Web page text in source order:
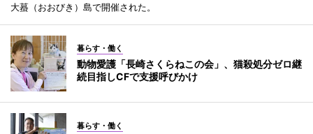
大蟇（おおびき）島で開催された。
暮らす・働く
動物愛護「長崎さくらねこの会」、猫殺処分ゼロ継
続目指しCFで支援呼びかけ
暮らす・働く